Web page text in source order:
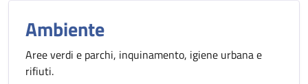
Ambiente
Aree verdi e parchi, inquinamento, igiene urbana e
rifiuti.